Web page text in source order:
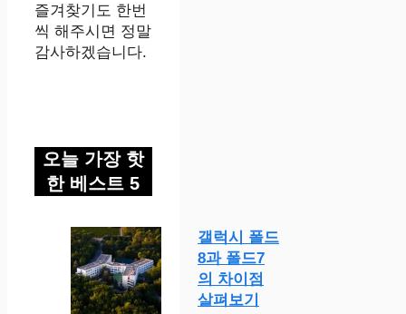
즐겨찾기도 한번
씩 해주시면 정말
감사하겠습니다.
오늘 가장 핫
한 베스트 5
갤럭시 폴드
8과 폴드7
의 차이점
살펴보기